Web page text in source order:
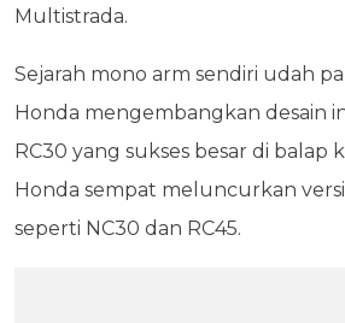
Multistrada.
Sejarah mono arm sendiri udah
Honda mengembangkan desain
RC30 yang sukses besar di balap
Honda sempat meluncurkan
seperti NC30 dan RC45.